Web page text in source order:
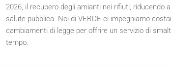
2026, il recupero degli amianti nei rifiuti, riducendo
salute pubblica. Noi di VERDE ci impegniamo
cambiamenti di legge per offrire un servizio di
tempo.